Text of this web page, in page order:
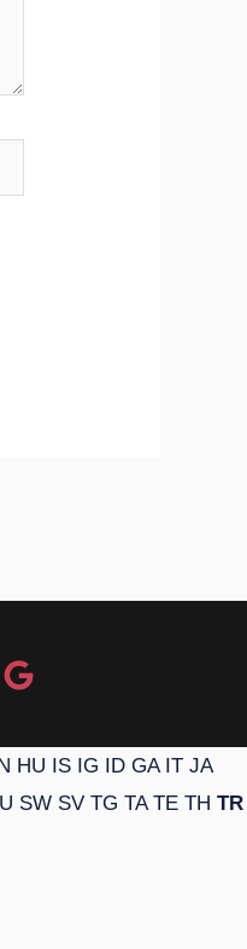
HU IS IG ID GA IT JA
SW SV TG TA TE TH TR